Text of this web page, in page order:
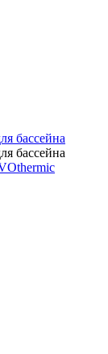
бассейна
бассейна